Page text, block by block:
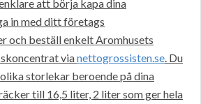
att börja kapa dina
in med ditt företags
och beställ enkelt Aromhusets
vianettogrossisten.se. Du
storlekar beroende på dina
till 16,5 liter, 2 liter som ger hela